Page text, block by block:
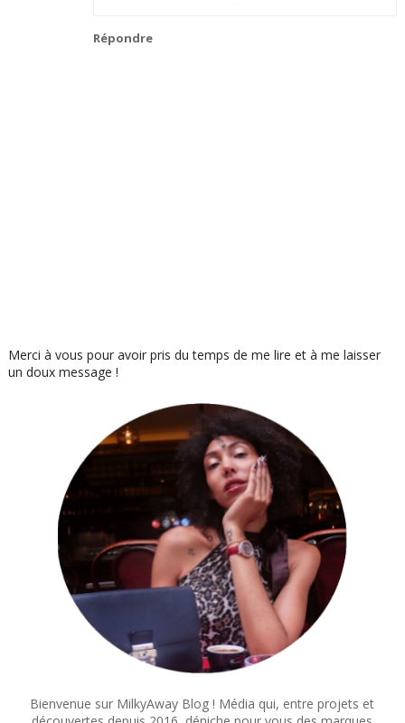
Répondre
Merci à vous pour avoir pris du temps de me lire et à me laisser
un doux message !
Bienvenue sur MilkyAway Blog ! Média qui, entre projets et